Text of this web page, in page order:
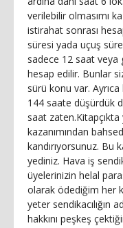
verilebilir olmasımı
istirahat sonrası
süresi yada uçuş
sadece 12 saat veya
hesap edilir. Bunlar
sürü konu var.
144 saate düşürdük
saat zaten.Kitapçıkta
kazanımından
kandırıyorsunuz. Bu
yediniz. Hava iş
üyelerinizin helal
olarak ödediğim her
yeter sendikacılığın
hakkını peşkeş